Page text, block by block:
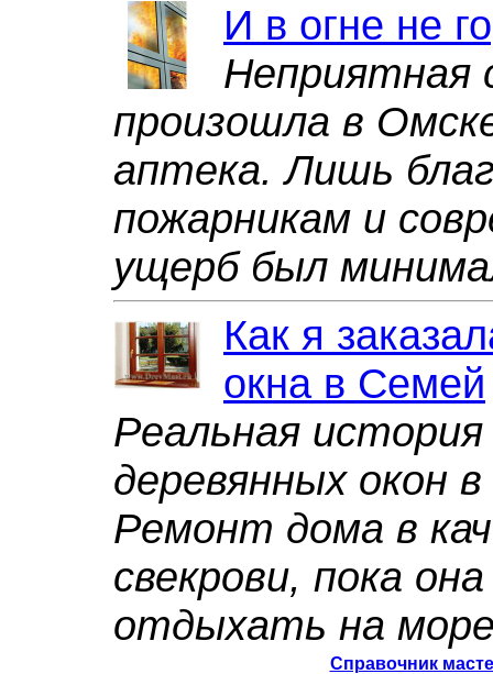
И в огне не
Неприятная
произошла в
аптека. Лишь
пожарникам и
ущерб был
Как я
окна в Семей
Реальная история
деревянных окон
Ремонт дома в
свекрови, пока
отдыхать на
Справочник